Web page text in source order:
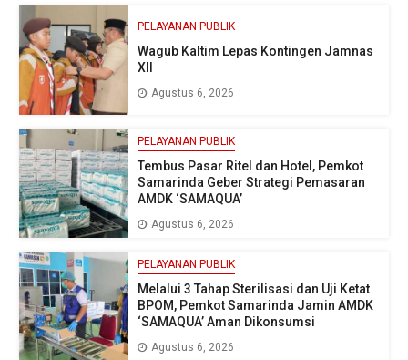
PELAYANAN PUBLIK
Wagub Kaltim Lepas Kontingen Jamnas
XII
Agustus 6, 2026
PELAYANAN PUBLIK
Tembus Pasar Ritel dan Hotel, Pemkot
Samarinda Geber Strategi Pemasaran
AMDK ‘SAMAQUA’
Agustus 6, 2026
PELAYANAN PUBLIK
Melalui 3 Tahap Sterilisasi dan Uji Ketat
BPOM, Pemkot Samarinda Jamin AMDK
‘SAMAQUA’ Aman Dikonsumsi
Agustus 6, 2026